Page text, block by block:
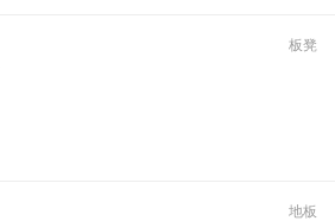
板凳
地板